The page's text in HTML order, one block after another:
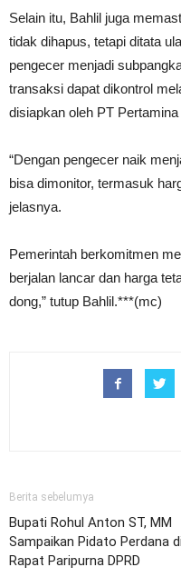
Selain itu, Bahlil juga
tidak dihapus, tetapi ditata
pengecer menjadi
transaksi dapat dikontrol
disiapkan oleh PT
“Dengan pengecer naik
bisa dimonitor, termasuk
jelasnya.
Pemerintah berkomitmen
berjalan lancar dan harga
dong,” tutup Bahlil.***(mc)
Berita sebelumya
Bupati Rohul Anton ST, MM
Sampaikan Pidato Perdana di
Rapat Paripurna DPRD